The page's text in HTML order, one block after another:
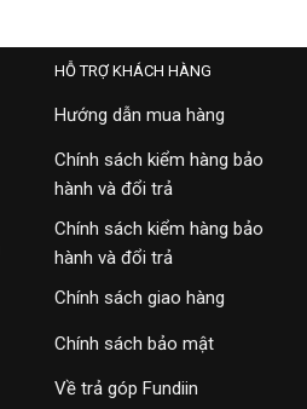
HỖ TRỢ KHÁCH HÀNG
Hướng dẫn mua hàng
Chính sách kiểm hàng bảo
hành và đổi trả
Chính sách kiểm hàng bảo
hành và đổi trả
Chính sách giao hàng
Chính sách bảo mật
Về trả góp Fundiin